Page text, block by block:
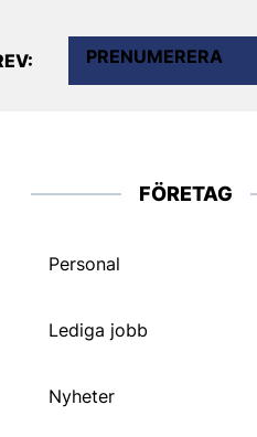
PRENUMERERA
FÖRETAG
Personal
Lediga jobb
Nyheter